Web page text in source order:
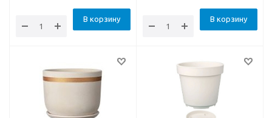
В корзину В корзину